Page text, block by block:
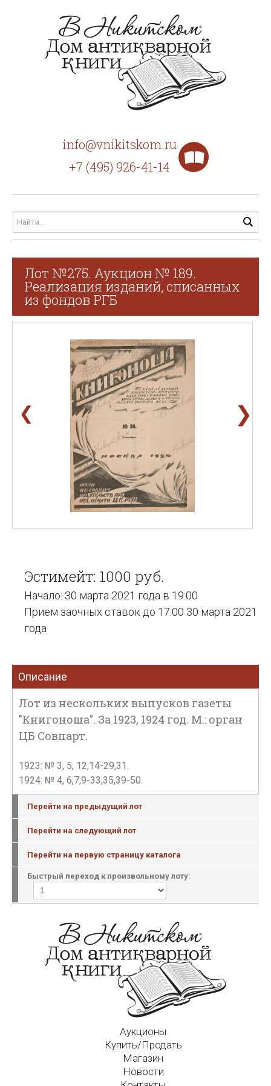
info@vnikitskom.ru
+7 (495) 926-41-14
Лот №275. Аукцион № 189.
Реализация изданий, списанных
из фондов РГБ
❮ ❯
Эстимейт: 1000 руб.
Начало: 30 марта 2021 года в 19:00
Прием заочных ставок до 17:00 30 марта 2021
года
Описание
Лот из нескольких выпусков газеты
"Книгоноша". За 1923, 1924 год. М.: орган
ЦБ Совпарт.
1923: № 3, 5, 12,14-29,31.
1924: № 4, 6,7,9-33,35,39-50.
Перейти на предыдущий лот
Перейти на следующий лот
Перейти на первую страницу каталога
Быстрый переход к произвольному лоту:
Аукционы
Купить/Продать
Магазин
Новости